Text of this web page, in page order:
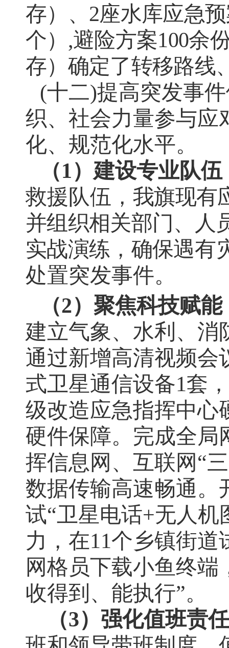
存）、 2座水库应急
个） ,避险方案100余
存）确定了转移路线
(十二)提高突发事
织、社会力量参与应
化、规范化水平。
（1）建设专业队
救援队伍， 我旗现有
并组织相关部门、人
实战演练，确保遇有
处置突发事件。
（2）聚焦科技赋
建立气象、水利、消
通过新增高清视频会
式卫星通信设备1套
级改造应急指挥中心
硬件保障。完成全局
挥信息网、互联网“
数据传输高速畅通。
试“卫星电话+无人机
力，在11个乡镇街道
网格员下载小鱼终端
收得到、能执行”。
（3）强化值班责